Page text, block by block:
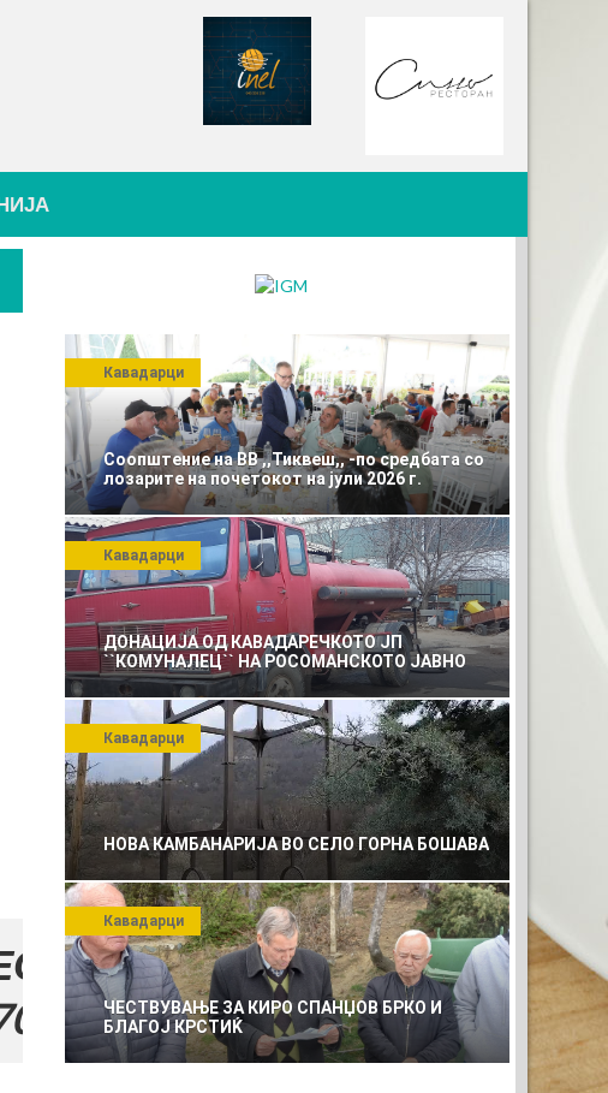
ВАШАТА РЕКЛАМА
Соопштение на ВВ ,,Тиквеш,, -по средбата со
лозарите на почетокот на јули 2026 г.
Кавадарци
ДОНАЦИЈА ОД КАВАДАРЕЧКОТО ЈП
``КОМУНАЛЕЦ`` НА РОСОМАНСКОТО ЈАВНО
ПРЕТПРИЈАТИЕ ЗА КОМУНАЛНО УСЛУГИ
Кавадарци
НОВА КАМБАНАРИЈА ВО СЕЛО ГОРНА БОШАВА
Кавадарци
ЧЕСТВУВАЊЕ ЗА КИРО СПАНЏОВ БРКО И
БЛАГОЈ КРСТИЌ
Кавадарци